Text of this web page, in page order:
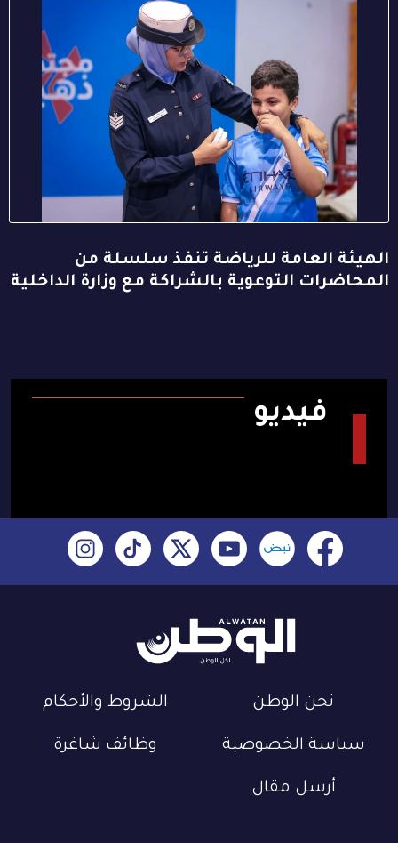
الهيئة العامة للرياضة تنفذ سلسلة من
المحاضرات التوعوية بالشراكة مع وزارة الداخلية
فيديو
نحن الوطن الشروط والأحكام
سياسة الخصوصية وظائف شاغرة
أرسل مقال